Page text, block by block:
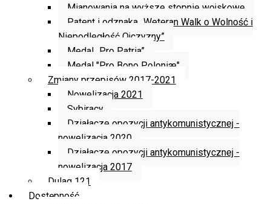
Mianowania na wyższe stopnie wojskowe
Patent i odznaka „Weteran Walk o Wolność i
Niepodległość Ojczyzny”
Medal „Pro Patria”
Medal "Pro Bono Poloniæ"
Zmiany przepisów 2017-2021
Nowelizacja 2021
Sybiracy
Działacze opozycji antykomunistycznej -
nowelizacja 2020
Działacze opozycji antykomunistycznej -
nowelizacja 2017
Dulag 121
Dostępność